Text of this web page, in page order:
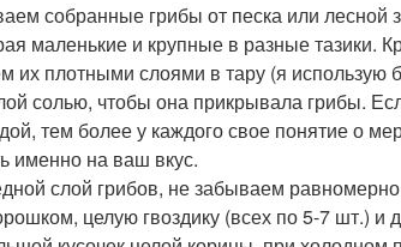
собранные грибы от песка или лесной
маленькие и крупные в разные тазики.
их плотными слоями в тару (я использую
солью, чтобы она прикрывала грибы.
тем более у каждого свое понятие о
именно на ваш вкус.
слой грибов, не забываем
целую гвоздику (всех по 5-7 шт.) и